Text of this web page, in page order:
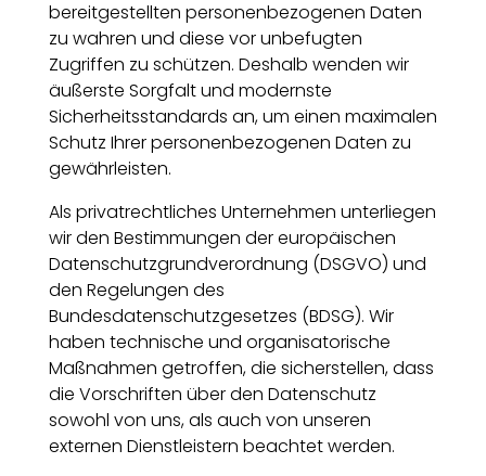
bereitgestellten personenbezogenen Daten
zu wahren und diese vor unbefugten
Zugriffen zu schützen. Deshalb wenden wir
äußerste Sorgfalt und modernste
Sicherheitsstandards an, um einen maximalen
Schutz Ihrer personenbezogenen Daten zu
gewährleisten.
Als privatrechtliches Unternehmen unterliegen
wir den Bestimmungen der europäischen
Datenschutzgrundverordnung (DSGVO) und
den Regelungen des
Bundesdatenschutzgesetzes (BDSG). Wir
haben technische und organisatorische
Maßnahmen getroffen, die sicherstellen, dass
die Vorschriften über den Datenschutz
sowohl von uns, als auch von unseren
externen Dienstleistern beachtet werden.